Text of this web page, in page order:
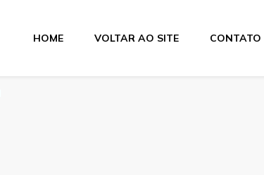
HOME VOLTAR AO SITE CONTATO